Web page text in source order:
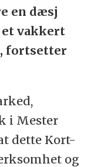
en dæsj
vakkert
fortsetter
i Mester
dette Kort-
og